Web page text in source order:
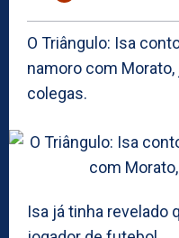
O Triângulo: Isa
namoro com
colegas.
Isa já tinha revelado